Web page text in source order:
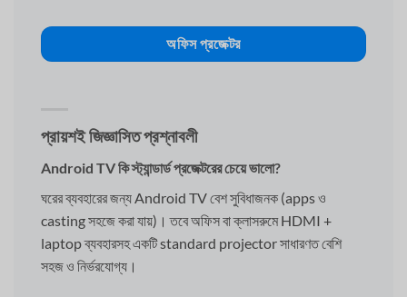
অফিস প্রজেক্টর
প্রায়শই জিজ্ঞাসিত প্রশ্নাবলী
Android TV কি স্ট্যান্ডার্ড প্রজেক্টরের চেয়ে ভালো?
ঘরের ব্যবহারের জন্য Android TV বেশ সুবিধাজনক (apps ও
casting সহজে করা যায়)। তবে অফিস বা ক্লাসরুমে HDMI +
laptop ব্যবহারসহ একটি standard projector সাধারণত বেশি
সহজ ও নির্ভরযোগ্য।